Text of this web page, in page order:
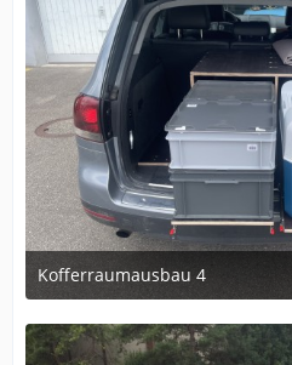
Kofferraumausbau 4
9. Mai 2024 um 20:14